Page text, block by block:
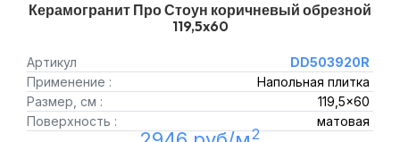
Керамогранит Про Стоун коричневый обрезной
119,5x60
Артикул
DD503920R
Применение :
Напольная плитка
Размер, см :
119,5x60
Поверхность :
матовая
2